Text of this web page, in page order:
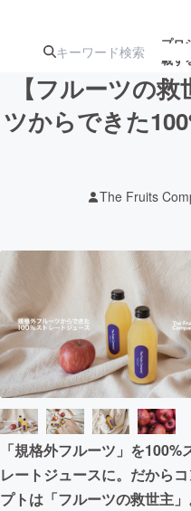
プロ
載す
注目の新
テクノロジー・
映像・映画
ビジネス・起業
まちづくり・地域
CAMPFIRE for Social
【フルーツの
ツからできた
The Fruits
「規格外フルーツ」を100%
レートジュースに。だから
プトは「フルーツの救世主